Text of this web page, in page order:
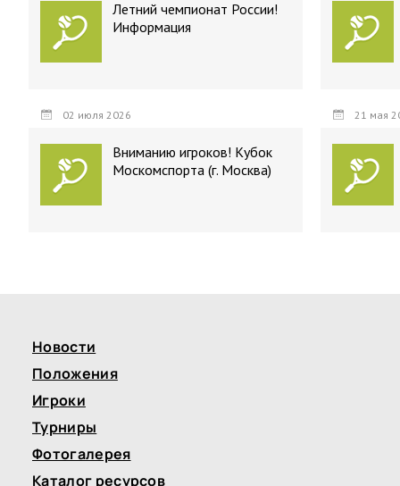
Летний чемпионат России!
Информация
02 июля 2026
Вниманию игроков! Кубок
Москомспорта (г. Москва)
21 мая
Новости
Положения
Игроки
Турниры
Фотогалерея
Каталог ресурсов